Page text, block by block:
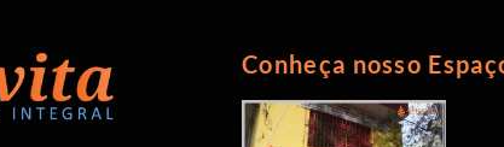
Conheça nosso